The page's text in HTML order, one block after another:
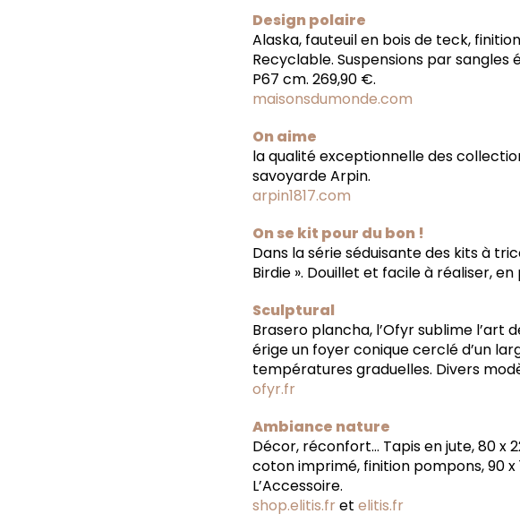
Design polaire
Alaska, fauteuil en bois de teck,
Recyclable. Suspensions par sangles
P67 cm. 269,90 €.
maisonsdumonde.com
On aime
la qualité exceptionnelle des
savoyarde Arpin.
arpin1817.com
On se kit pour du bon !
Dans la série séduisante des kits à
Birdie ». Douillet et facile à réaliser, en
Sculptural
Brasero plancha, l’Ofyr sublime
érige un foyer conique cerclé d’un
températures graduelles. Divers
ofyr.fr
Ambiance nature
Décor, réconfort… Tapis en jute, 80 x
coton imprimé, finition pompons, 90 x
L’Accessoire.
shop.elitis.fr et elitis.fr